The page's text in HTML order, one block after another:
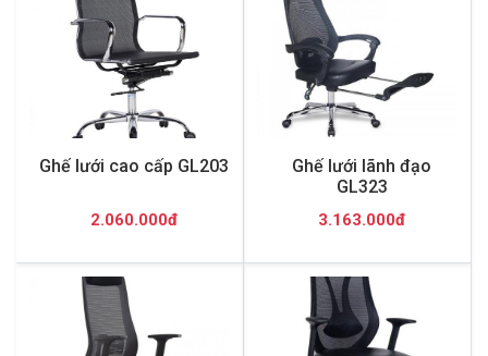
Ghế lưới cao cấp GL203
2.060.000đ
Ghế lưới lãnh đạo
GL323
3.163.000đ